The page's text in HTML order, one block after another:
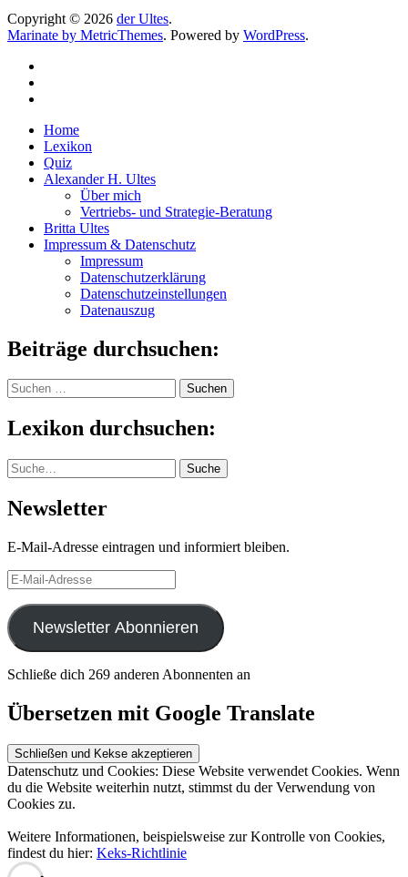
Copyright © 2026 der Ultes.
Marinate by MetricThemes. Powered by WordPress.
Home
Lexikon
Quiz
Alexander H. Ultes
Über mich
Vertriebs- und Strategie-Beratung
Britta Ultes
Impressum & Datenschutz
Impressum
Datenschutzerklärung
Datenschutzeinstellungen
Datenauszug
Beiträge durchsuchen:
Suchen
nach:
Lexikon durchsuchen:
Suche Suche
Newsletter
E-Mail-Adresse eintragen und informiert bleiben.
E-
Mail-
Adresse
Newsletter Abonnieren
Schließe dich 269 anderen Abonnenten an
Übersetzen mit Google Translate
Datenschutz und Cookies: Diese Website verwendet Cookies. Wenn
du die Website weiterhin nutzt, stimmst du der Verwendung von
Cookies zu.
Weitere Informationen, beispielsweise zur Kontrolle von Cookies,
findest du hier: Keks-Richtlinie